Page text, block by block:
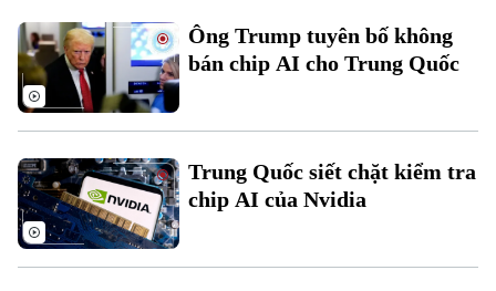
Âm nhạc
Ông Trump tuyên bố không
bán chip AI cho Trung Quốc
Trung Quốc siết chặt kiểm tra
chip AI của Nvidia